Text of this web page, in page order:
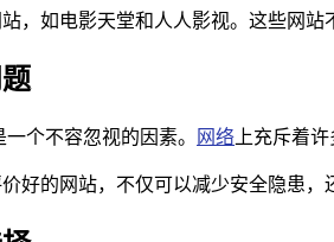
，如电影天堂和人人影视。这些网
个不容忽视的因素。 网络 上充斥着
好的网站，不仅可以减少安全隐患